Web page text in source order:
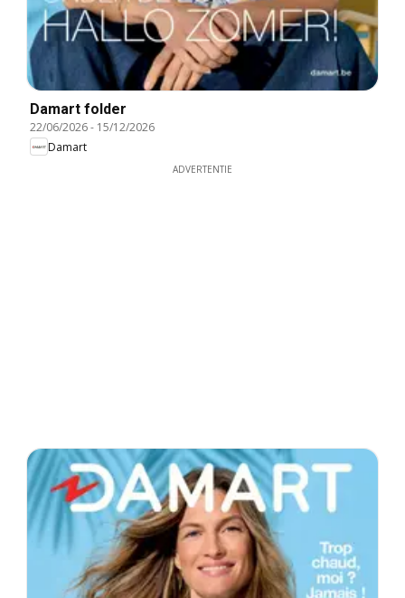
Damart folder
22/06/2026- 15/12/2026
Damart
ADVERTENTIE